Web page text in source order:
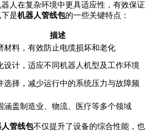
人在复杂环境中更具适应性，有效保证
是机器人管线包的一些关键特点：
描述
材料，有效防止电缆损坏和老化
设计，适应不同机器人机型及工作环境
选择，减少运行中的系统压力与故障频
涵盖制造业、物流、医疗等多个领域
管线包不仅提升了设备的综合性能，也